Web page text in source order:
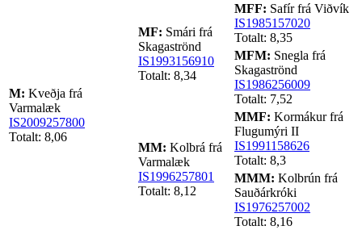
M: Kveðja frá
Varmalæk
IS2009257800
Totalt: 8,06
MF: Smári frá
Skagaströnd
IS1993156910
Totalt: 8,34
MFF: Safír frá Viðvík
IS1985157020
Totalt: 8,35
MFM: Snegla frá
Skagaströnd
IS1986256009
Totalt: 7,52
MM: Kolbrá frá
Varmalæk
IS1996257801
Totalt: 8,12
MMF: Kormákur frá
Flugumýri II
IS1991158626
Totalt: 8,3
MMM: Kolbrún frá
Sauðárkróki
IS1976257002
Totalt: 8,16